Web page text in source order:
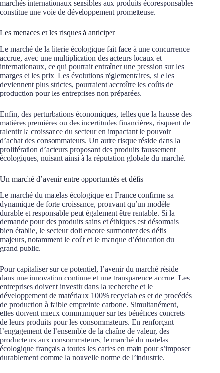
marchés internationaux sensibles aux produits écoresponsables
constitue une voie de développement prometteuse.
Les menaces et les risques à anticiper
Le marché de la literie écologique fait face à une concurrence
accrue, avec une multiplication des acteurs locaux et
internationaux, ce qui pourrait entraîner une pression sur les
marges et les prix. Les évolutions réglementaires, si elles
deviennent plus strictes, pourraient accroître les coûts de
production pour les entreprises non préparées.
Enfin, des perturbations économiques, telles que la hausse des
matières premières ou des incertitudes financières, risquent de
ralentir la croissance du secteur en impactant le pouvoir
d’achat des consommateurs. Un autre risque réside dans la
prolifération d’acteurs proposant des produits faussement
écologiques, nuisant ainsi à la réputation globale du marché.
Un marché d’avenir entre opportunités et défis
Le marché du matelas écologique en France confirme sa
dynamique de forte croissance, prouvant qu’un modèle
durable et responsable peut également être rentable. Si la
demande pour des produits sains et éthiques est désormais
bien établie, le secteur doit encore surmonter des défis
majeurs, notamment le coût et le manque d’éducation du
grand public.
Pour capitaliser sur ce potentiel, l’avenir du marché réside
dans une innovation continue et une transparence accrue. Les
entreprises doivent investir dans la recherche et le
développement de matériaux 100% recyclables et de procédés
de production à faible empreinte carbone. Simultanément,
elles doivent mieux communiquer sur les bénéfices concrets
de leurs produits pour les consommateurs. En renforçant
l’engagement de l’ensemble de la chaîne de valeur, des
producteurs aux consommateurs, le marché du matelas
écologique français a toutes les cartes en main pour s’imposer
durablement comme la nouvelle norme de l’industrie.